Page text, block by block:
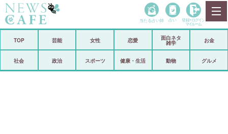
政治
当たる占い師 占い 登録• ログイン
マイルーム
TOP 芸能 女性 恋愛
面白ネタ
雑学
お金
社会 政治 スポーツ 健康・生活 動物 グルメ